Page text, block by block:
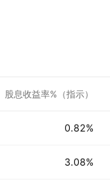
股息收益率%（指示）
0.82%
3.08%